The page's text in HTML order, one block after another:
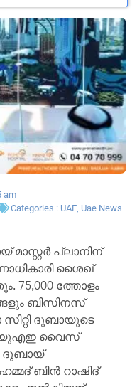
am
Categories : UAE Uae News
പ്ലാനിന്
ശൈഖ്
75,000 ത്തോളം
ബിസിനസ്
ദുബായുടെ
യുഎഇ വൈസ്
ദുബായ്
ബിൻ റാഷിദ്